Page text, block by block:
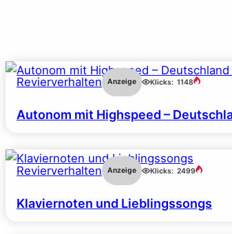
Revierverhalten Anzeige Klicks: 1148
Autonom mit Highspeed –
Revierverhalten Anzeige Klicks: 2499
Klaviernoten und Lieblingssongs